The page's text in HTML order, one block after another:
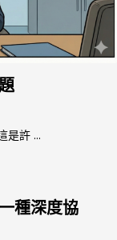
是許 ...
種深度協